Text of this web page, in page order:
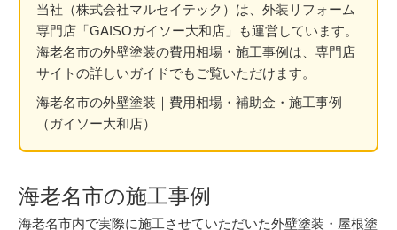
当社（株式会社マルセイテック）は、外装リフォーム
専門店「GAISOガイソー大和店」も運営しています。
海老名市の外壁塗装の費用相場・施工事例は、専門店
サイトの詳しいガイドでもご覧いただけます。
海老名市の外壁塗装｜費用相場・補助金・施工事例
（ガイソー大和店）
海老名市の施工事例
海老名市内で実際に施工させていただいた外壁塗装・屋根塗